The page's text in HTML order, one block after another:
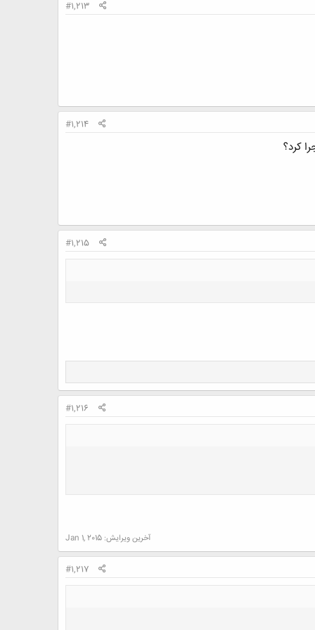
#1,213
#1,214
#1,215
#1,216
آخرین ویرایش: Jan 1, 2015
#1,217